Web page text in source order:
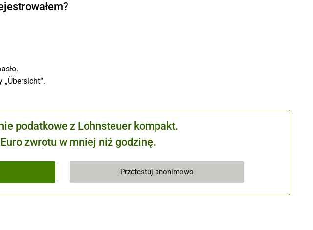
„Übersicht“.
podatkowe z Lohnsteuer kompakt.
zwrotu w mniej niż godzinę.
Przetestuj anonimowo